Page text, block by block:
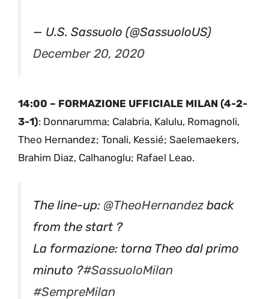
— U.S. Sassuolo (@SassuoloUS)
December 20, 2020
14:00 – FORMAZIONE UFFICIALE MILAN (4-2-
3-1): Donnarumma; Calabria, Kalulu, Romagnoli,
Theo Hernandez; Tonali, Kessié; Saelemaekers,
Brahim Diaz, Calhanoglu; Rafael Leao.
The line-up: @TheoHernandez back
from the start ?
La formazione: torna Theo dal primo
minuto ?#SassuoloMilan
#SempreMilan